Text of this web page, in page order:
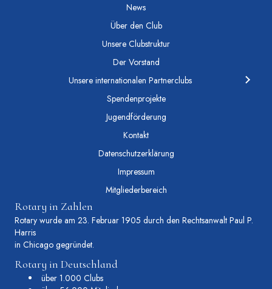
News
Über den Club
Unsere Clubstruktur
Der Vorstand
Unsere internationalen Partnerclubs
Spendenprojekte
Jugendförderung
Kontakt
Datenschutzerklärung
Impressum
Mitgliederbereich
Rotary in Zahlen
Rotary wurde am 23. Februar 1905 durch den Rechtsanwalt Paul P.
Harris
in Chicago gegründet.
Rotary in Deutschland
über 1.000 Clubs